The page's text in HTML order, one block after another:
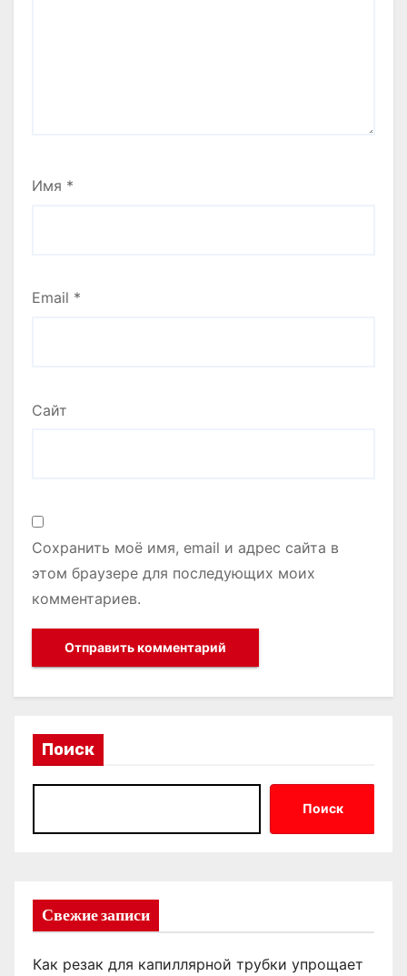
Имя *
Email *
Сайт
Сохранить моё имя, email и адрес сайта в
этом браузере для последующих моих
комментариев.
Поиск
Поиск
Свежие записи
Как резак для капиллярной трубки упрощает